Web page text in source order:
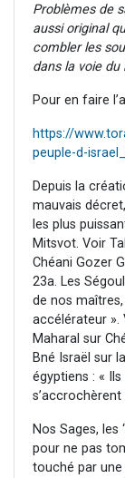
Problèmes de
aussi original
combler les
dans la voie du
Pour en faire
https://
peuple-d-
Depuis la
mauvais
les plus
Mitsvot. Voir
Chéani Gozer
23a. Les
de nos
accélérateur ».
Maharal sur
Bné Israël sur
égyptiens : «
s’accrochèrent
Nos Sages, les
pour ne pas
touché par